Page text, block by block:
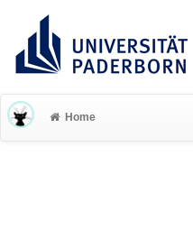
Home